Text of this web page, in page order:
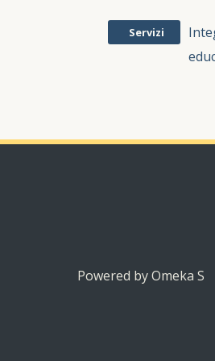
Servizi
Powered by Omeka S